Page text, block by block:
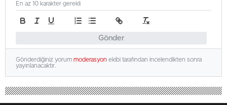
Gönder
En az 10 karakter gerekli
Gönderdiğiniz yorum moderasyon ekibi tarafından incelendikten sonra
yayınlanacaktır.